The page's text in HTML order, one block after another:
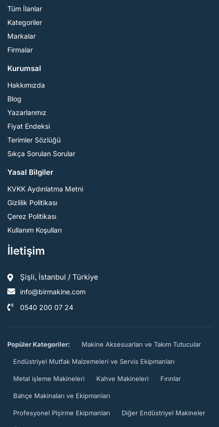
Tüm İlanlar
Kategoriler
Markalar
Firmalar
Kurumsal
Hakkımızda
Blog
Yazarlarımız
Fiyat Endeksi
Terimler Sözlüğü
Sıkça Sorulan Sorular
Yasal Bilgiler
KVKK Aydınlatma Metni
Gizlilik Politikası
Çerez Politikası
Kullanım Koşulları
İletişim
Şişli, İstanbul / Türkiye
info@birmakine.com
0540 200 07 24
Popüler Kategoriler: Makine Aksesuarları ve Takım Tutucular
Endüstriyel Mutfak Malzemeleri ve Servis Ekipmanları
Metal işleme Makineleri Kahve Makineleri Fırınlar
Bahçe Makinaları ve Ekipmanları
Profesyonel Pişirme Ekipmanları Diğer Endüstriyel Makineler